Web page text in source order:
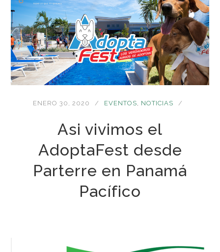
ENERO 30, 2020 EVENTOS NOTICIAS
Asi vivimos el
AdoptaFest desde
Parterre en Panamá
Pacífico